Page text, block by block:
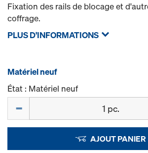
Fixation des rails de blocage et
coffrage.
PLUS D'INFORMATIONS
Matériel neuf
État : Matériel neuf
AJOUT PANIER